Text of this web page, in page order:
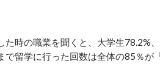
時の職業を聞くと、大学生78.2%
で留学に行った回数は全体の85％